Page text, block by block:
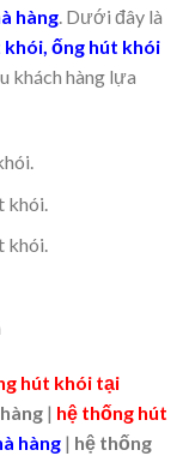
hàng. Dưới đây là
ống hút khói
khách hàng lựa
khói.
khói.
hút khói tại
| hệ thống hút
hàng | hệ thống